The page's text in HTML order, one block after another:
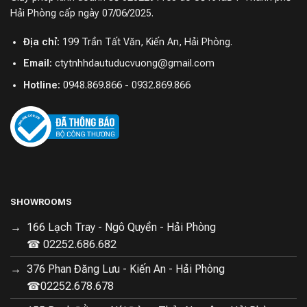
ion Bạc
Hệ thống thoát nước bơm nước được tích hợp với
đường ống nước có thể hỗ trợ thoát nước lên tới 5m.
Thiết bị phù hợp với môi trường có nơi thoát nước bất
Hải Phòng cấp ngày 07/06/2025.
Địa chỉ: 199 Trần Tất Văn, Kiến An, Hải Phòng.
Email: ctytnhhdautuducvuong@gmail.com
Hotline: 0948.869.866 - 0932.869.866
SHOWROOMS
166 Lạch Tray - Ngô Quyền - Hải Phòng
☎ 02252.686.682
376 Phan Đăng Lưu - Kiến An - Hải Phòng
☎02252.678.678